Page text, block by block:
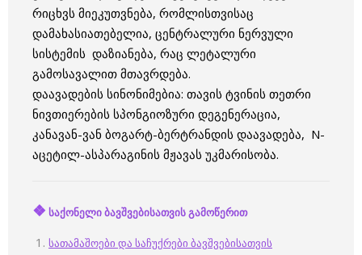
რიცხვს მიეკუთვნება, რომლისთვისაც
დამახასიათებელია, ცენტრალური ნერვული
სისტემის დაზიანება, რაც ლეტალური
გამოსავალით მთავრდება.
დაავადების სინონიმებია: თავის ტვინის თეთრი
ნივთიერების სპონგიოზური დეგენერაცია,
კანავან-ვან ბოგარტ-ბერტრანდის დაავადება, N-
აცეტილ-ასპარაგინის მჟავას უკმარისობა.
❖ საქონელი ბავშვებისათვის გამოწერით
სათამაშოები და საჩუქრები ბავშვებისათვის